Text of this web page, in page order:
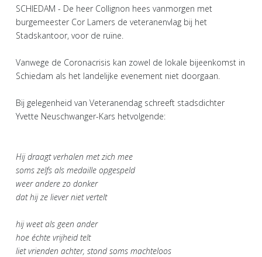
SCHIEDAM - De heer Collignon hees vanmorgen met
burgemeester Cor Lamers de veteranenvlag bij het
Stadskantoor, voor de ruïne.
Vanwege de Coronacrisis kan zowel de lokale bijeenkomst in
Schiedam als het landelijke evenement niet doorgaan.
Bij gelegenheid van Veteranendag schreeft stadsdichter
Yvette Neuschwanger-Kars hetvolgende:
Hij draagt verhalen met zich mee
soms zelfs als medaille opgespeld
weer andere zo donker
dat hij ze liever niet vertelt
hij weet als geen ander
hoe échte vrijheid telt
liet vrienden achter, stond soms machteloos